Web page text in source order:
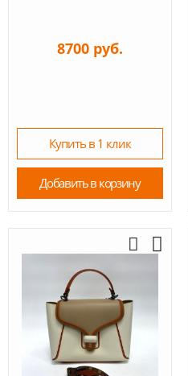
8700 руб.
Купить в 1 клик
Добавить в корзину